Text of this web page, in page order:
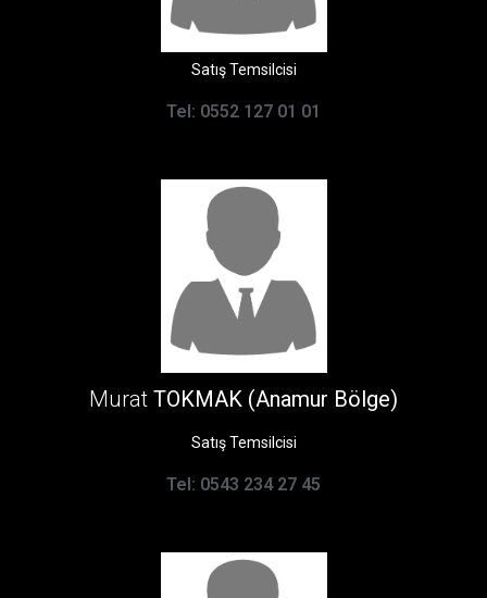
Satış Temsilcisi
Tel: 0552 127 01 01
Murat TOKMAK (Anamur Bölge)
Satış Temsilcisi
Tel: 0543 234 27 45